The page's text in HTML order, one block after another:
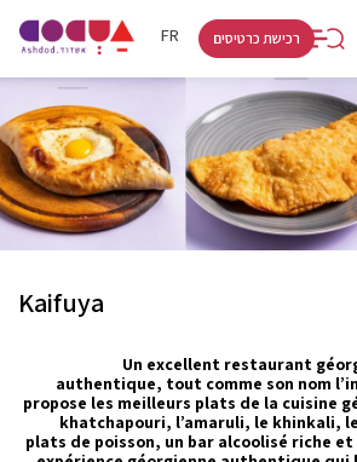
FR
HE
רכישת כרטיסים
Kaifuya
Un excellent restaurant
authentique, tout comme son nom
propose les meilleurs plats de la cuisine
khatchapouri, l’amaruli, le khinkali,
plats de poisson, un bar alcoolisé riche et